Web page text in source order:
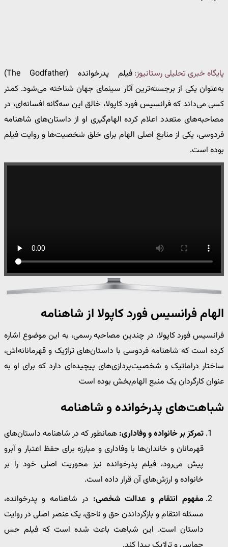
پایگاه خبری تحلیلی رستانیوز:
فیلم پدرخوانده (The Godfather)
به‌عنوان یکی از برجسته‌ترین آثار سینمای جهان شناخته می‌شود. کمتر
کسی می‌داند که فرانسیس فورد کاپولا، خالق این سه‌گانه افسانه‌ای، در
مصاحبه‌های متعدد اعلام کرده الهام‌گیری او از داستان‌های شاهنامه
فردوسی، یکی از منابع اصلی الهام برای خلق شخصیت‌ها و روایت فیلم
بوده است.
الهام فرانسیس فورد کاپولا از شاهنامه
فرانسیس فورد کاپولا، در چندین مصاحبه رسمی، به این موضوع اشاره
کرده است که شاهنامه فردوسی با داستان‌های تراژیک و قهرمانانه‌اش،
ساختار دراماتیک و شخصیت‌پردازی‌های پیچیده‌ای دارد که برای او به
عنوان کارگردان یک منبع الهام‌بخش بوده است
شباهت‌های پدرخوانده و شاهنامه
تمرکز بر خانواده و وفاداری: همانطور که در شاهنامه داستان‌های
قهرمانان و خاندان‌ها با وفاداری و مبارزه برای حفظ اعتبار و آبرو
پیش می‌رود، فیلم پدرخوانده نیز محوریت اصلی خود را بر
خانواده و ارزش‌های آن قرار داده است.
مفهوم انتقام و عدالت شخصی: در شاهنامه و پدرخوانده،
مسئله انتقام و بازگرداندن حق و ناحق، یک عنصر اصلی در روایت
داستان است. این شباهت باعث شده است که فیلم حس